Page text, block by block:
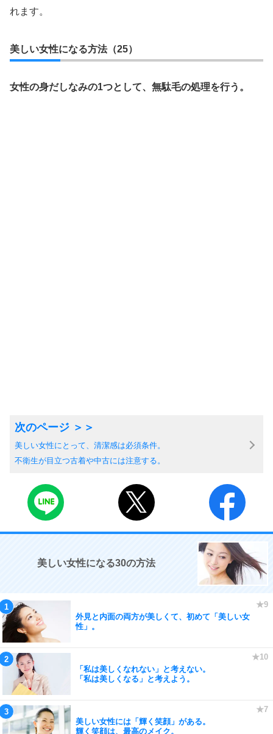
れます。
美しい女性になる方法（25）
女性の身だしなみの1つとして、無駄毛の処理を行う。
美しい女性にとって、清潔感は必須条件。
不衛生が目立つ古着や中古には注意する。
美しい女性になる30の方法
外見と内面の両方が美しくて、初めて「美しい女
性」。
「私は美しくなれない」と考えない。
「私は美しくなる」と考えよう。
美しい女性には「輝く笑顔」がある。
輝く笑顔は、最高のメイク。